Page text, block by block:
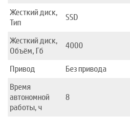
Жесткий диск,
Тип
SSD
Жесткий диск,
Объём, Гб
4000
Привод
Без привода
Время
автономной
работы, ч
8